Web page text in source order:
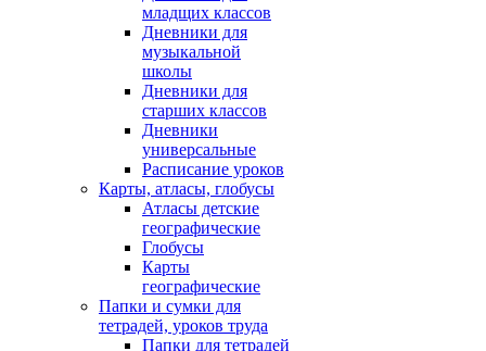
младщих классов
Дневники для
музыкальной
школы
Дневники для
старших классов
Дневники
универсальные
Расписание уроков
Карты, атласы, глобусы
Атласы детские
географические
Глобусы
Карты
географические
Папки и сумки для
тетрадей, уроков труда
Папки для тетрадей